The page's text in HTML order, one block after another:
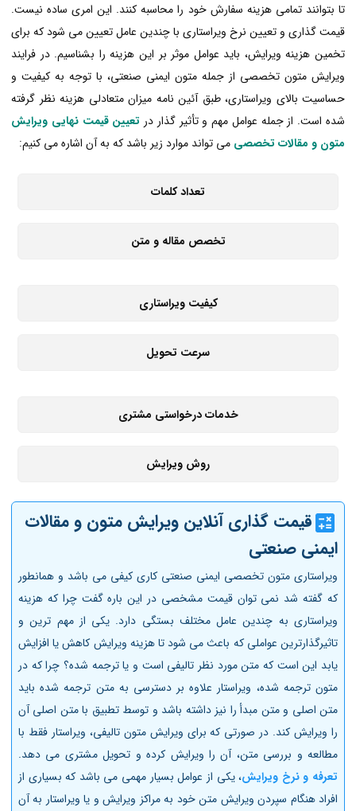
تا بتوانند تمامی هزینه سفارش خود را محاسبه کنند. این امری ساده نیست.
قیمت گذاری و تعیین نرخ ویراستاری با چندین عامل تعیین می شود که برای
تخمین هزینه ویرایش، باید عوامل موثر بر این هزینه را بشناسیم. در فرایند
ویرایش متون تخصصی از جمله متون ایمنی صنعتی، با توجه به کیفیت و
حساسیت بالای ویراستاری، طبق آئین نامه میزان متعادلی هزینه نظر گرفته
شده است. از جمله عوامل مهم و تأثیر گذار در تعیین قیمت نهایی ویرایش
متون و مقالات تخصصی می تواند موارد زیر باشد که به آن اشاره می کنیم:
تعداد کلمات
تخصص مقاله و متن
کیفیت ویراستاری
سرعت تحویل
خدمات درخواستی مشتری
روش ویرایش
قیمت گذاری آنلاین ویرایش متون و مقالات
ایمنی صنعتی
ویراستاری متون تخصصی ایمنی صنعتی کاری کیفی می باشد و همانطور
که گفته شد نمی توان قیمت مشخصی در این باره گفت چرا که هزینه
ویراستاری به چندین عامل مختلف بستگی دارد. یکی از مهم ترین و
تاثیرگذارترین عواملی که باعث می شود تا هزینه ویرایش کاهش یا افزایش
یابد این است که متن مورد نظر تالیفی است و یا ترجمه شده؟ چرا که در
متون ترجمه شده، ویراستار علاوه بر دسترسی به متن ترجمه شده باید
متن اصلی و متن مبدأ را نیز داشته باشد و توسط تطبیق با متن اصلی آن
را ویرایش کند. در صورتی که برای ویرایش متون تالیفی، ویراستار فقط با
مطالعه و بررسی متن، آن را ویرایش کرده و تحویل مشتری می دهد.
تعرفه و نرخ ویرایش، یکی از عوامل بسیار مهمی می باشد که بسیاری از
افراد هنگام سپردن ویرایش متن خود به مراکز ویرایش و یا ویراستار به آن